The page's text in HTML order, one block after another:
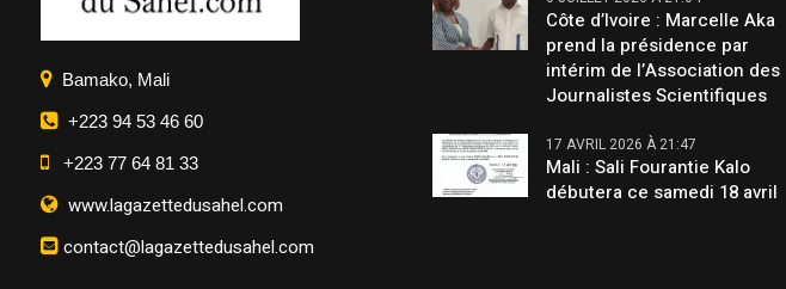
Bamako, Mali
+223 94 53 46 60
+223 77 64 81 33
www.lagazettedusahel.com
contact@lagazettedusahel.com
Côte d’Ivoire : Marcelle Aka
prend la présidence par
intérim de l’Association des
Journalistes Scientifiques
17 AVRIL 2026 À 21:47
Mali : Sali Fourantie Kalo
débutera ce samedi 18 avril